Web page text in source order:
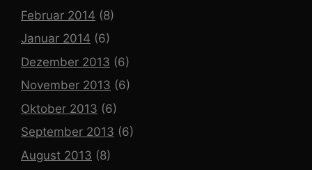
Februar 2014 (8)
Januar 2014 (6)
Dezember 2013 (6)
November 2013 (6)
Oktober 2013 (6)
September 2013 (6)
August 2013 (8)